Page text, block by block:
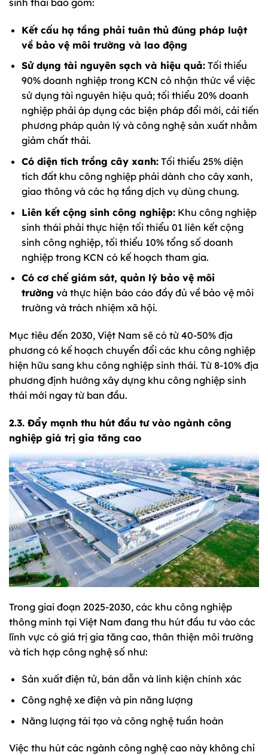
sinh thái bao gồm:
Kết cấu hạ tầng phải tuân thủ đúng pháp luật
về bảo vệ môi trường và lao động
Sử dụng tài nguyên sạch và hiệu quả:Tối thiểu
90% doanh nghiệp trong KCN có nhận thức về việc
sử dụng tài nguyên hiệu quả; tối thiểu 20% doanh
nghiệp phải áp dụng các biện pháp đổi mới, cải tiến
phương pháp quản lý và công nghệ sản xuất nhằm
giảm chất thải.
Có diện tích trồng cây xanh:Tối thiểu 25% diện
tích đất khu công nghiệp phải dành cho cây xanh,
giao thông và các hạ tầng dịch vụ dùng chung.
Liên kết cộng sinh công nghiệp:Khu công nghiệp
sinh thái phải thực hiện tối thiểu 01 liên kết cộng
sinh công nghiệp, tối thiểu 10% tổng số doanh
nghiệp trong KCN có kế hoạch tham gia.
Có cơ chế giám sát, quản lý bảo vệ môi
trường và thực hiện báo cáo đầy đủ về bảo vệ môi
trường và trách nhiệm xã hội.
Mục tiêu đến 2030, Việt Nam sẽ có từ 40-50% địa
phương có kế hoạch chuyển đổi các khu công nghiệp
hiện hữu sang khu công nghiệp sinh thái. Từ 8-10% địa
phương định hướng xây dựng khu công nghiệp sinh
thái mới ngay từ ban đầu.
2.3. Đẩy mạnh thu hút đầu tư vào ngành công
nghiệp giá trị gia tăng cao
Trong giai đoạn 2025-2030, các khu công nghiệp
thông minh tại Việt Nam đang thu hút đầu tư vào các
lĩnh vực có giá trị gia tăng cao, thân thiện môi trường
và tích hợp công nghệ số như:
Sản xuất điện tử, bán dẫn và linh kiện chính xác
Công nghệ xe điện và pin năng lượng
Năng lượng tái tạo và công nghệ tuần hoàn
Việc thu hút các ngành công nghệ cao này không chỉ